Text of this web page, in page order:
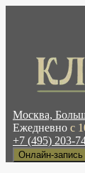
Москва,
Ежедневно с
+7 (495) 203-
Онлайн-запись